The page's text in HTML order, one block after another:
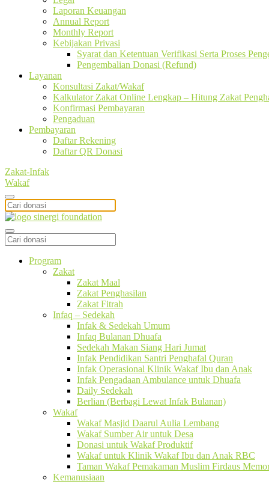
Laporan Keuangan
Annual Report
Monthly Report
Kebijakan Privasi
Syarat dan Ketentuan Verifikasi Serta Proses
Pengembalian Donasi (Refund)
Layanan
Konsultasi Zakat/Wakaf
Kalkulator Zakat Online Lengkap – Hitung Zakat
Konfirmasi Pembayaran
Pengaduan
Pembayaran
Daftar Rekening
Daftar QR Donasi
Zakat-Infak
Wakaf
Program
Zakat
Zakat Maal
Zakat Penghasilan
Zakat Fitrah
Infaq – Sedekah
Infak & Sedekah Umum
Infaq Bulanan Dhuafa
Sedekah Makan Siang Hari Jumat
Infak Pendidikan Santri Penghafal Quran
Infak Operasional Klinik Wakaf Ibu dan Anak
Infak Pengadaan Ambulance untuk Dhuafa
Daily Sedekah
Berlian (Berbagi Lewat Infak Bulanan)
Wakaf
Wakaf Masjid Daarul Aulia Lembang
Wakaf Sumber Air untuk Desa
Donasi untuk Wakaf Produktif
Wakaf untuk Klinik Wakaf Ibu dan Anak RBC
Taman Wakaf Pemakaman Muslim Firdaus
Kemanusiaan